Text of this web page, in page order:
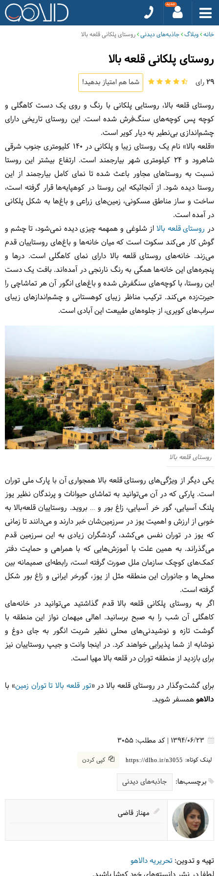
خانه وبلاگ جاذبه‌های دیدنی روستای پلکانی قلعه بالا
روستای پلکانی قلعه بالا
29رای شما هم امتیاز بدهید!
روستای قلعه بالا، روستایی پلکانی با رنگ و روی یک دست کاهگلی و
کوچه پس کوچه‌های سنگ‌فرش شده است. این روستای تاریخی دارای
چشم‌اندازی بی‌نطیر به دیار کویر است.
«قلعه بالا» نام یک روستای زیبا و پلکانی در 140 کلیومتری جنوب شرقی
شاهرود و 24 کیلومتری شهر بیارجمند است. ارتفاع بیشتر این روستا
نسبت به روستاهای مجاور باعث شده تا نمای کامل بیارجمند از این
روستا دیده شود. از آنجائیکه این روستا در کوهپایه‌ها قرار گرفته است،
ساخت و ساز مناطق مسکونی، زمین‌های زراعی و باغ‌ها به شکل پلکانی
در آمده است.
در روستای قلعه بالا از شلوغی و همهمه چیزی دیده نمی‌شود، تا چشم و
گوش کار می‌کند سکوت است که میان خانه‌ها و باغ‌های روستاییان قدم
می‌زند. خانه‌های روستای قلعه بالا دارای نمای کاهگلی است. درها و
پنجره‌های این خانه‌ها همگی به رنگ نارنجی در آمده‌اند. بافت یک دست
این روستا، با کوچه‌های سنگفرش‌ شده و باغ‌های انگور آن هر تماشاچی را
حیرت‌زده می‌کند. ترکیب مناظر زیبای کوهستانی و چشم‌اندازهای زیبای
سراب‌های کویری، از جلوه‌های طبیعت این آبادی است.
روستای قلعه بالا
یکی دیگر از ویژگی‌های روستای قلعه بالا همجواری آن با پارک ملی توران
است. پارکی که در آن می‌توانید به تماشای حیوانات و پرندگان نظیر یوز
پلنگ آسیایی، گور خر آسیایی، زاغ بور و … بروید. روستاییان قلعه‌بالا به
خوبی از ارزش و اهمیت یوز در سرزمین‌شان خبر دارند و می‌دانند تا زمانی
که یوز در توران نفس می‌کشد، گردشگران زیادی به این سرزمین قدم
می‌گذراند. به همین علت با آموزش‌هایی که با همراهی و حمایت دفتر
کمک‌های کوچک سازمان ملل صورت گرفته است، رابطه‌ای صمیمانه بین
محلی‌ها و جانوران این منطقه مثل از یوز، گورخر ایرانی و زاغ بور شکل
گرفته است.
اگر به روستای پلکانی قلعه بالا قدم گذاشتید می‌توانید در خانه‌های
کاهگلی آن شب را به صبح برسانید. اهالی میهمان نواز این منطقه با
گوشت تازه و نوشیدنی‌های محلی نظیر شربت انگور به جای دوغ و
نوشابه از شما پذیرایی خواهند کرد. در اینجا وانت و جیپ روستاییان نیز
برای بازدید از منطقه توران در قلعه بالا مهیا است.
برای گشت‌و‌گذار در روستای قلعه بالا در «تور قلعه بالا تا توران زمین» با
دالاهوهمسفر شوید.
1394/06/23
| کد مطلب: 3055
لینک کوتاه: https://dlho.ir/n3055 کپی کردن
برچسب‌ها: جاذبه‌های دیدنی
مهناز قاضی
تهیه و تدوین: تحریریه دالاهو